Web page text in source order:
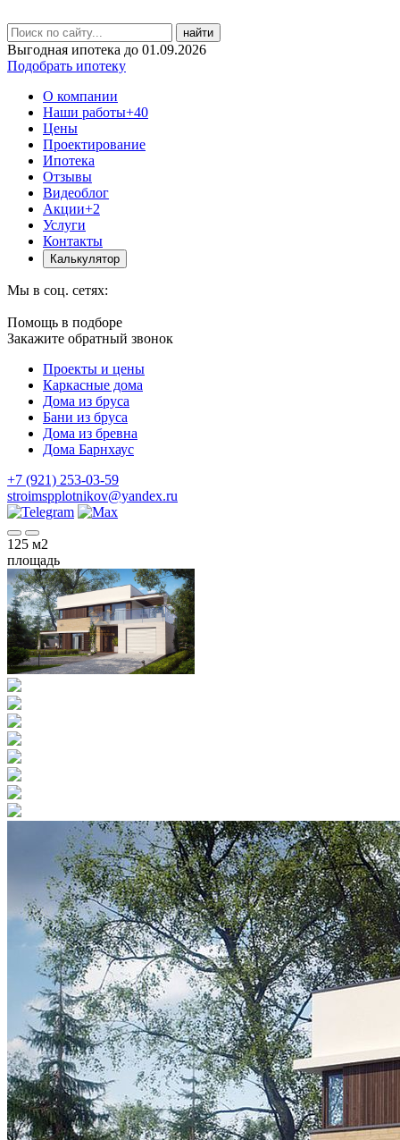
найти
Выгодная ипотека до 01.09.2026
Подобрать ипотеку
О компании
Наши работы+40
Цены
Проектирование
Ипотека
Отзывы
Видеоблог
Акции+2
Услуги
Контакты
Калькулятор
Мы в соц. сетях:
Помощь в подборе
Закажите обратный звонок
Проекты и цены
Каркасные дома
Дома из бруса
Бани из бруса
Дома из бревна
Дома Барнхаус
+7 (921) 253-03-59
stroimspplotnikov@yandex.ru
125 м2
площадь